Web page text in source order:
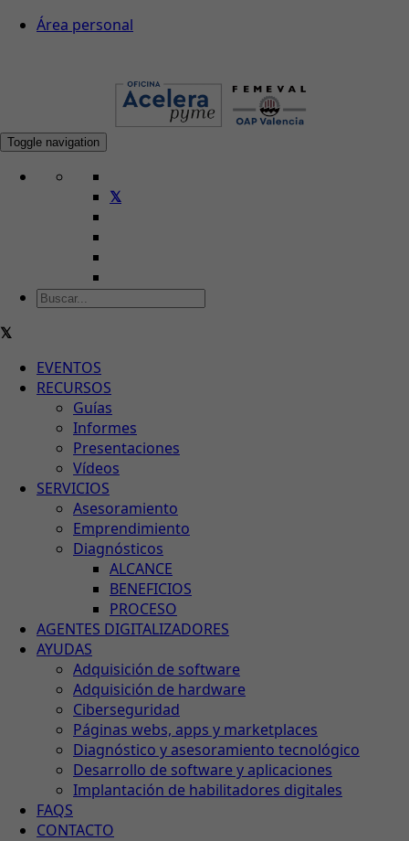
Área personal
Toggle navigation
EVENTOS
RECURSOS
Guías
Informes
Presentaciones
Vídeos
SERVICIOS
Asesoramiento
Emprendimiento
Diagnósticos
ALCANCE
BENEFICIOS
PROCESO
AGENTES DIGITALIZADORES
AYUDAS
Adquisición de software
Adquisición de hardware
Ciberseguridad
Páginas webs, apps y marketplaces
Diagnóstico y asesoramiento tecnológico
Desarrollo de software y aplicaciones
Implantación de habilitadores digitales
FAQS
CONTACTO